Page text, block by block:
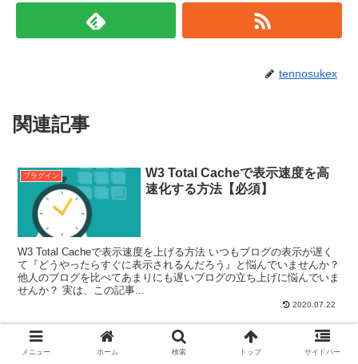
tennosukex
関連記事
プラグイン
W3 Total Cacheで表示速度を高
速化する方法【必須】
W3 Total Cacheで表示速度を上げる方法 いつもブログの表示が遅く
て『どうやったらすぐに表示されるんだろう』と悩んでいませんか？
他人のブログを比べてあまりにも遅いブログの立ち上げに悩んでいま
せんか？ 実は、この記事...
2020.07.22
プラグイン
WordPressに表を挿入するプラ
グインでリアルタイム投稿編集
メニュー ホーム 検索 トップ サイドバー